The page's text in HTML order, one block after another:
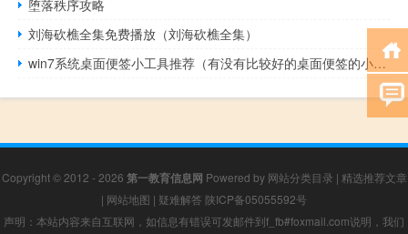
堕落秩序攻略
刘海砍樵全集免费播放（刘海砍樵全集）
win7系统桌面便签小工具推荐（有没有比较好的桌面便签的小工具 推荐下 万分感谢）
Copyright © 2012 - 2026 第一教育信息网 Powered by 网站分类目录 | 精选推荐文章
| 网站地图 | 疑难解答 陕ICP备05055592号
声明：本站内容来自互联网，如信息有错误可发邮件到f_fb#foxmail.com说明，我们